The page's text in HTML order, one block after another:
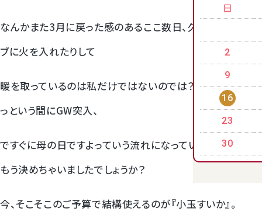
日
2
9
16
23
30
桃
大糖領桃
温室みかん(ハウスみかん)
なんかまた3月に戻った感のあるここ数日、久しぶりにストー
ブに火を入れたりして
暖を取っているのは私だけではないのでは？そんでもってあ
っという間にGW突入、
ですぐに母の日ですよっていう流れになっている今年ですが、
もう決めちゃいましたでしょうか？
今、そこそこのご予算で結構使えるのが『小玉すいか』。